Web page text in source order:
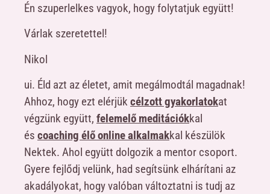
Én szuperlelkes vagyok, hogy folytatjuk együtt!
Várlak szeretettel!
Nikol
ui. Éld azt az életet, amit megálmodtál magadnak!
Ahhoz, hogy ezt elérjük célzott gyakorlatokat
végzünk együtt, felemelő meditációkkal
és coaching élő online alkalmakkal készülök
Nektek. Ahol együtt dolgozik a mentor csoport.
Gyere fejlődj velünk, had segítsünk elhárítani az
akadályokat, hogy valóban változtatni is tudj az